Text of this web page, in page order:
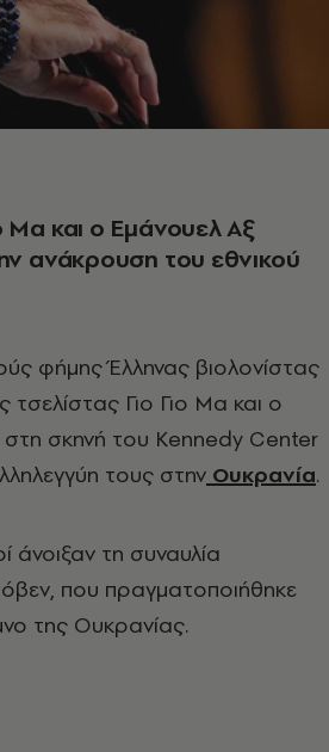
Μα και ο Εμάνουελ Αξ
ανάκρουση του εθνικού
φήμης Έλληνας βιολονίστας
τσελίστας Γιο Γιο Μα και ο
στη σκηνή του Kennedy Center
τους στην Ουκρανία.
άνοιξαν τη συναυλία
, που πραγματοποιήθηκε
της Ουκρανίας.